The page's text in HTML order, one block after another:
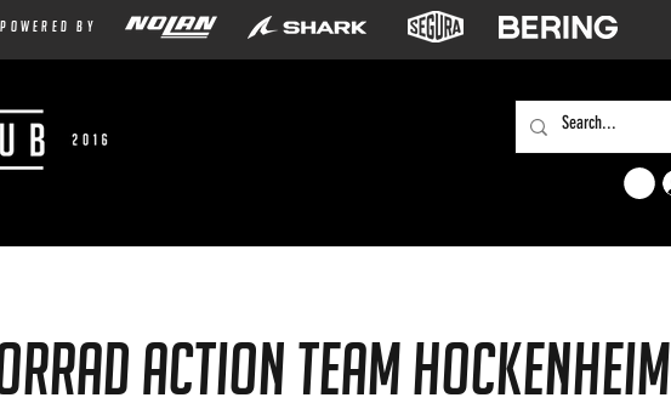
powered by
action team Hockenheim